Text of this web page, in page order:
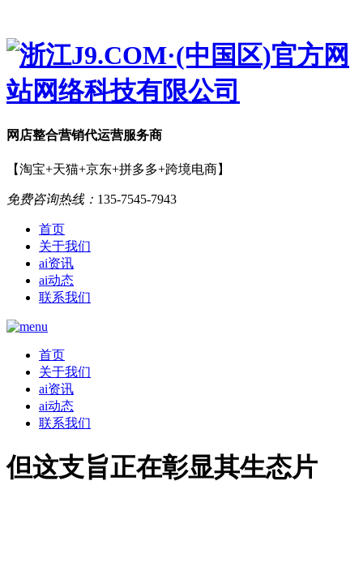
网店整合营销代运营服务商
【淘宝+天猫+京东+拼多多+跨境电商】
免费咨询热线： 135-7545-7943
首页
关于我们
ai资讯
ai动态
联系我们
首页
关于我们
ai资讯
ai动态
联系我们
但这支旨正在彰显其生态片